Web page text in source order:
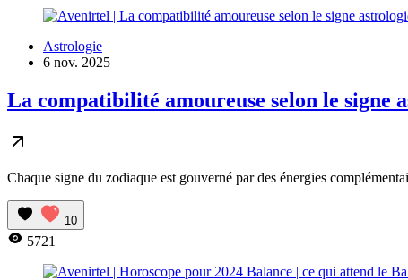
Astrologie
6 nov. 2025
La compatibilité amoureuse selon le
Chaque signe du zodiaque est gouverné par des énergies
10
5721